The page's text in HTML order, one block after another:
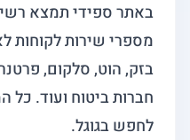
באתר ספידי תמצא
מספרי שירות לקוחות
בזק, הוט, סלקום,
חברות ביטוח ועוד.
לחפש בגוגל.